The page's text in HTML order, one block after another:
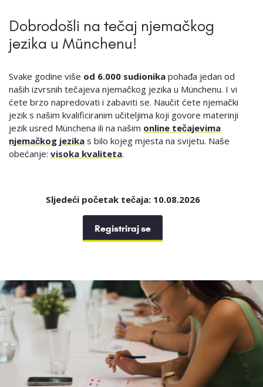
Dobrodošli na tečaj njemačkog
jezika u Münchenu!
Svake godine više od 6.000 sudionika pohađa jedan od
naših izvrsnih tečajeva njemačkog jezika u Münchenu. I vi
ćete brzo napredovati i zabaviti se. Naučit ćete njemački
jezik s našim kvalificiranim učiteljima koji govore materinji
jezik usred Münchena ili na našim online tečajevima
njemačkog jezika s bilo kojeg mjesta na svijetu. Naše
obećanje: visoka kvaliteta.
Sljedeći početak tečaja: 10.08.2026
Registriraj se